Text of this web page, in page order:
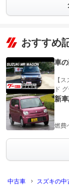
おすすめ
車
【
ド
新
燃費
中古車 スズキの中